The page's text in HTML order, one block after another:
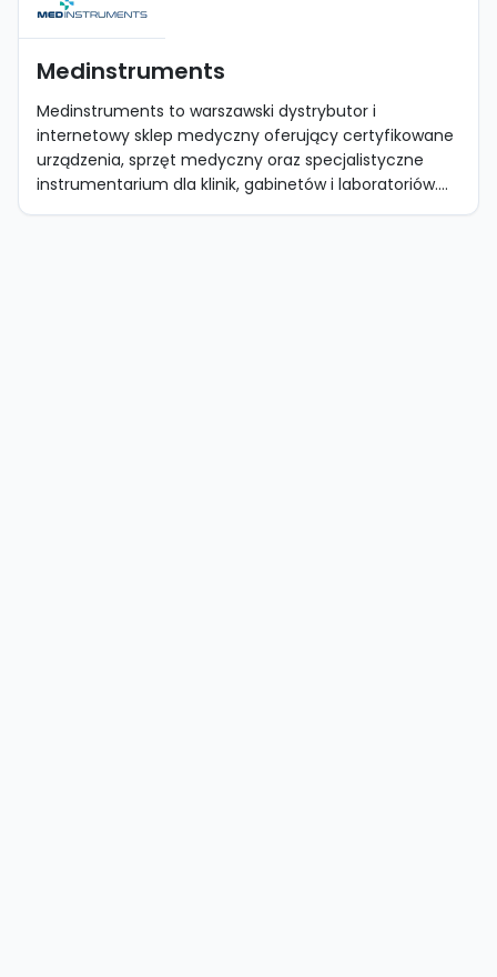
Medinstruments
Medinstruments to warszawski dystrybutor i
internetowy sklep medyczny oferujący certyfikowane
urządzenia, sprzęt medyczny oraz specjalistyczne
instrumentarium dla klinik, gabinetów i laboratoriów....